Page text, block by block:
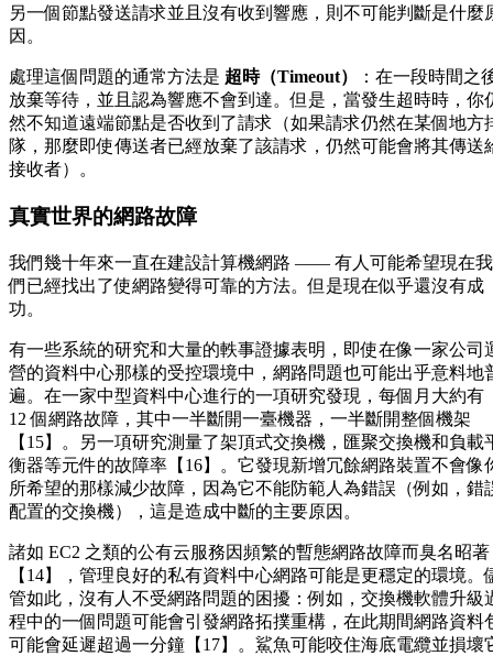
另一個節點發送請求並且沒有收到響應，則不可能判斷是什麼
因。
處理這個問題的通常方法是 超時（Timeout）
：在一段時間之
放棄等待，並且認為響應不會到達。但是，當發生超時時，你
然不知道遠端節點是否收到了請求（如果請求仍然在某個地方
隊，那麼即使傳送者已經放棄了該請求，仍然可能會將其傳送
接收者）。
真實世界的網路故障
我們幾十年來一直在建設計算機網路 —— 有人可能希望現在我
們已經找出了使網路變得可靠的方法。但是現在似乎還沒有成
功。
有一些系統的研究和大量的軼事證據表明，即使在像一家公司
營的資料中心那樣的受控環境中，網路問題也可能出乎意料地
遍。在一家中型資料中心進行的一項研究發現，每個月大約有
12 個網路故障，其中一半斷開一臺機器，一半斷開整個機架
【15】。另一項研究測量了架頂式交換機，匯聚交換機和負載
衡器等元件的故障率【16】。它發現新增冗餘網路裝置不會像
所希望的那樣減少故障，因為它不能防範人為錯誤（例如，錯
配置的交換機），這是造成中斷的主要原因。
諸如 EC2 之類的公有云服務因頻繁的暫態網路故障而臭名昭著
【14】，管理良好的私有資料中心網路可能是更穩定的環境。
管如此，沒有人不受網路問題的困擾：例如，交換機軟體升級
程中的一個問題可能會引發網路拓撲重構，在此期間網路資料
可能會延遲超過一分鐘【17】。鯊魚可能咬住海底電纜並損壞